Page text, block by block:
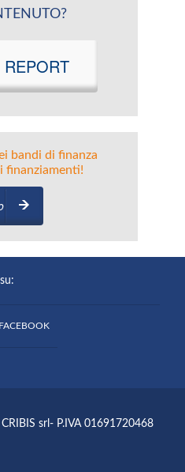
bandi di finanza
finanziamenti!
FACEBOOK
srl- P.IVA 01691720468